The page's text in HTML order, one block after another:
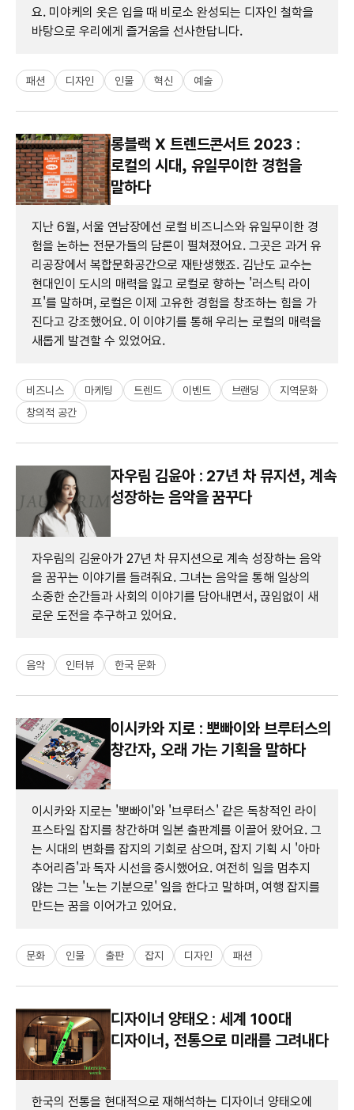
요. 미야케의 옷은 입을 때 비로소 완성되는 디자인 철학을
바탕으로 우리에게 즐거움을 선사한답니다.
패션 디자인 인물 혁신 예술
롱블랙 X 트렌드콘서트 2023 :
로컬의 시대, 유일무이한 경험을
말하다
지난 6월, 서울 연남장에선 로컬 비즈니스와 유일무이한 경
험을 논하는 전문가들의 담론이 펼쳐졌어요. 그곳은 과거 유
리공장에서 복합문화공간으로 재탄생했죠. 김난도 교수는
현대인이 도시의 매력을 잃고 로컬로 향하는 '러스틱 라이
프'를 말하며, 로컬은 이제 고유한 경험을 창조하는 힘을 가
진다고 강조했어요. 이 이야기를 통해 우리는 로컬의 매력을
새롭게 발견할 수 있었어요.
비즈니스 마케팅 트렌드 이벤트 브랜딩
지역문화
창의적 공간
자우림 김윤아 : 27년 차 뮤지션, 계속
성장하는 음악을 꿈꾸다
자우림의 김윤아가 27년 차 뮤지션으로 계속 성장하는 음악
을 꿈꾸는 이야기를 들려줘요. 그녀는 음악을 통해 일상의
소중한 순간들과 사회의 이야기를 담아내면서, 끊임없이 새
로운 도전을 추구하고 있어요.
음악 인터뷰 한국 문화
이시카와 지로 : 뽀빠이와 브루터스의
창간자, 오래 가는 기획을 말하다
이시카와 지로는 '뽀빠이'와 '브루터스' 같은 독창적인 라이
프스타일 잡지를 창간하며 일본 출판계를 이끌어 왔어요. 그
는 시대의 변화를 잡지의 기회로 삼으며, 잡지 기획 시 '아마
추어리즘'과 독자 시선을 중시했어요. 여전히 일을 멈추지
않는 그는 '노는 기분으로' 일을 한다고 말하며, 여행 잡지를
만드는 꿈을 이어가고 있어요.
문화 인물 출판 잡지 디자인 패션
디자이너 양태오 : 세계 100대
디자이너, 전통으로 미래를 그려내다
한국의 전통을 현대적으로 재해석하는 디자이너 양태오에